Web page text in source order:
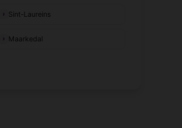
Sint-Laureins
Maarkedal